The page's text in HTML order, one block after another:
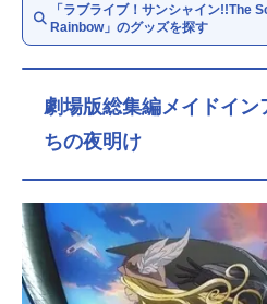
「ラブライブ！サンシャイン!!The
Rainbow」のグッズを探す
劇場版総集編メイドイ
ちの夜明け